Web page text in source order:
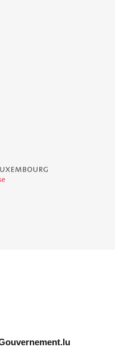
Luxembourg - Service